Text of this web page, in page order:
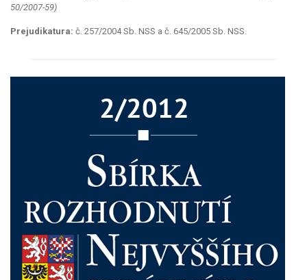
50/2007-59)
Prejudikatura: č. 257/2004 Sb. NSS a č. 645/2005 Sb. NSS.